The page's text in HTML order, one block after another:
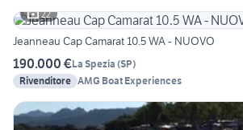
22
Jeanneau Cap Camarat 10.5 WA - NUOVO
190.000 €La Spezia (SP)
Rivenditore AMG Boat Experiences